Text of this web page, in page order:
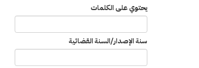
يحتوي على الكلمات
سنة الإصدار/السنة القضائية